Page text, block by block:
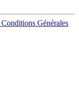
Conditions Générales